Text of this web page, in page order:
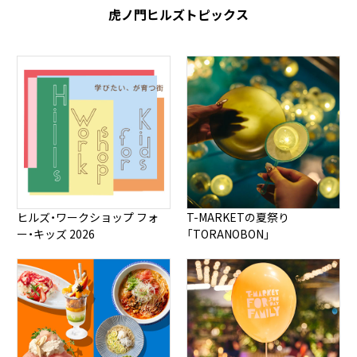
虎ノ門ヒルズトピックス
ヒルズ・ワークショップ フォ
ー・キッズ 2026
T-MARKETの夏祭り
「TORANOBON」